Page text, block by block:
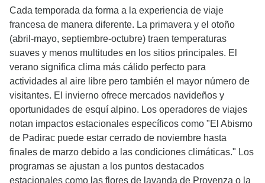
Cada temporada da forma a la experiencia de viaje
francesa de manera diferente. La primavera y el otoño
(abril-mayo, septiembre-octubre) traen temperaturas
suaves y menos multitudes en los sitios principales. El
verano significa clima más cálido perfecto para
actividades al aire libre pero también el mayor número de
visitantes. El invierno ofrece mercados navideños y
oportunidades de esquí alpino. Los operadores de viajes
notan impactos estacionales específicos como "El Abismo
de Padirac puede estar cerrado de noviembre hasta
finales de marzo debido a las condiciones climáticas." Los
programas se ajustan a los puntos destacados
estacionales como las flores de lavanda de Provenza o la